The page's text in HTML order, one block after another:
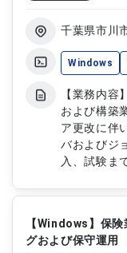
千葉県市川
Windows
【業務内
および構築
ア更改に伴
バおよびジ
入、試験ま
実現するた
がる設計
【作業内容
び構築 ・
【Windows】保
グおよび保守運用